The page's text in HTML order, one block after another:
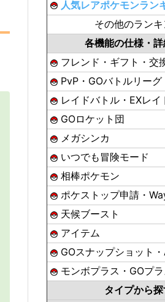
人気レアポケモンラン
その他のラン
各機能の仕様・
フレンド・ギフト・交
PvP・GOバトルリーグ
レイドバトル・EXレイ
GOロケット団
メガシンカ
いつでも冒険モード
相棒ポケモン
ポケストップ申請・
天候ブースト
アイテム
GOスナップショット
モンボプラス・GOプラ
タイプから